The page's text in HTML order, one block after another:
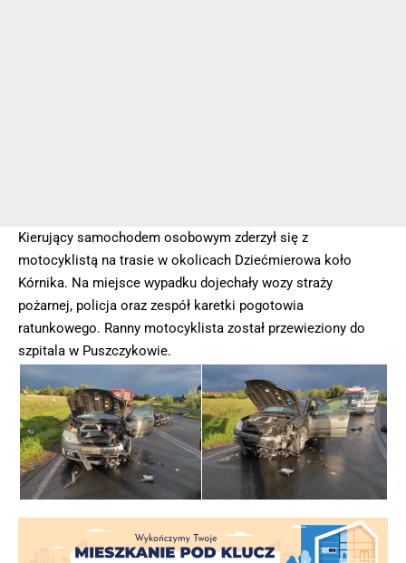
Kierujący samochodem osobowym zderzył się z
motocyklistą na trasie w okolicach Dziećmierowa koło
Kórnika. Na miejsce wypadku dojechały wozy straży
pożarnej, policja oraz zespół karetki pogotowia
ratunkowego. Ranny motocyklista został przewieziony do
szpitala w Puszczykowie.